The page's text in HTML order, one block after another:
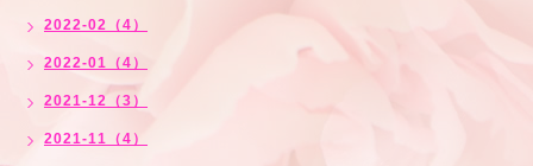
2022-02（4）
2022-01（4）
2021-12（3）
2021-11（4）